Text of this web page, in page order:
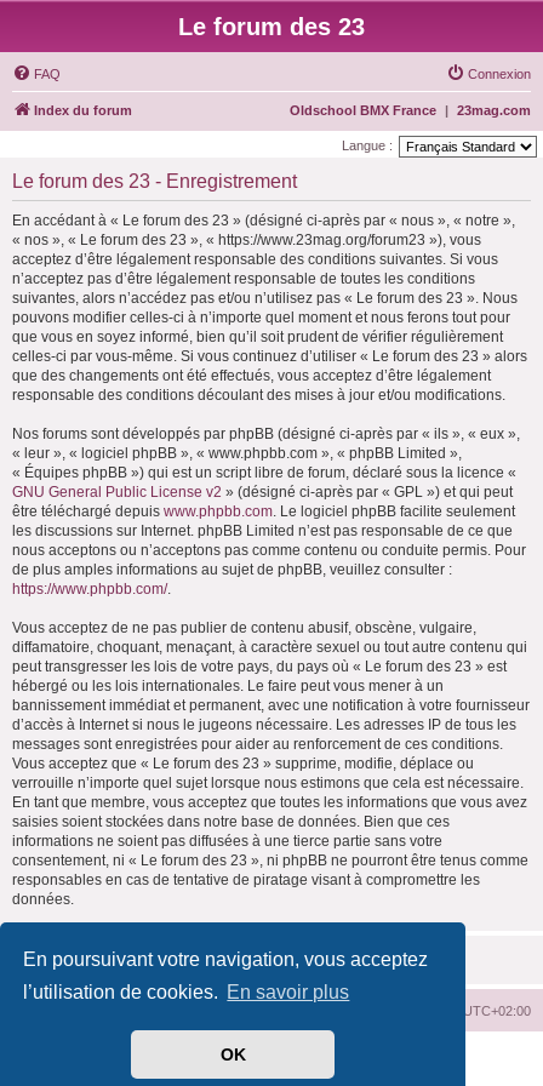
En poursuivant votre navigation, vous acceptez
l’utilisation de cookies. En savoir plus
OK
Le forum des 23
FAQ Connexion
Index du forum 23mag.com
|
Oldschool BMX France
Langue :
Le forum des 23 - Enregistrement
En accédant à « Le forum des 23 » (désigné ci-après par « nous », « notre »,
« nos », « Le forum des 23 », « https://www.23mag.org/forum23 »), vous
acceptez d’être légalement responsable des conditions suivantes. Si vous
n’acceptez pas d’être légalement responsable de toutes les conditions
suivantes, alors n’accédez pas et/ou n’utilisez pas « Le forum des 23 ». Nous
pouvons modifier celles-ci à n’importe quel moment et nous ferons tout pour
que vous en soyez informé, bien qu’il soit prudent de vérifier régulièrement
celles-ci par vous-même. Si vous continuez d’utiliser « Le forum des 23 » alors
que des changements ont été effectués, vous acceptez d’être légalement
responsable des conditions découlant des mises à jour et/ou modifications.
Nos forums sont développés par phpBB (désigné ci-après par « ils », « eux »,
« leur », « logiciel phpBB », « www.phpbb.com », « phpBB Limited »,
« Équipes phpBB ») qui est un script libre de forum, déclaré sous la licence «
GNU General Public License v2 » (désigné ci-après par « GPL ») et qui peut
être téléchargé depuis www.phpbb.com. Le logiciel phpBB facilite seulement
les discussions sur Internet. phpBB Limited n’est pas responsable de ce que
nous acceptons ou n’acceptons pas comme contenu ou conduite permis. Pour
de plus amples informations au sujet de phpBB, veuillez consulter :
https://www.phpbb.com/.
Vous acceptez de ne pas publier de contenu abusif, obscène, vulgaire,
diffamatoire, choquant, menaçant, à caractère sexuel ou tout autre contenu qui
peut transgresser les lois de votre pays, du pays où « Le forum des 23 » est
hébergé ou les lois internationales. Le faire peut vous mener à un
bannissement immédiat et permanent, avec une notification à votre fournisseur
d’accès à Internet si nous le jugeons nécessaire. Les adresses IP de tous les
messages sont enregistrées pour aider au renforcement de ces conditions.
Vous acceptez que « Le forum des 23 » supprime, modifie, déplace ou
verrouille n’importe quel sujet lorsque nous estimons que cela est nécessaire.
En tant que membre, vous acceptez que toutes les informations que vous avez
saisies soient stockées dans notre base de données. Bien que ces
informations ne soient pas diffusées à une tierce partie sans votre
consentement, ni « Le forum des 23 », ni phpBB ne pourront être tenus comme
responsables en cas de tentative de piratage visant à compromettre les
données.
UTC+02:00
phpBB ® Forum Software © phpBB Limited
phpBB-fr.com